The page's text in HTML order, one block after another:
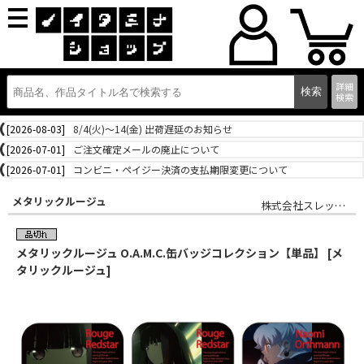
詳細
検索
[2026-08-03]
8/4(火)～14(金) 出荷遅延のお知らせ
[2026-07-01]
ご注文確定メールの廃止について
[2026-07-01]
コンビニ・ペイジー決済の支払期限変更について
メタリックルージュ 株式会社スレッドエッジ
メタリックルージュ O.A.M.C.缶バッジコレクション【単品】 [メ
タリックルージュ]